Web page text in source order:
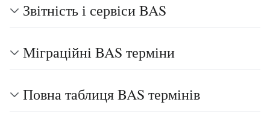
Звітність і сервіси BAS
Міграційні BAS терміни
Повна таблиця BAS термінів